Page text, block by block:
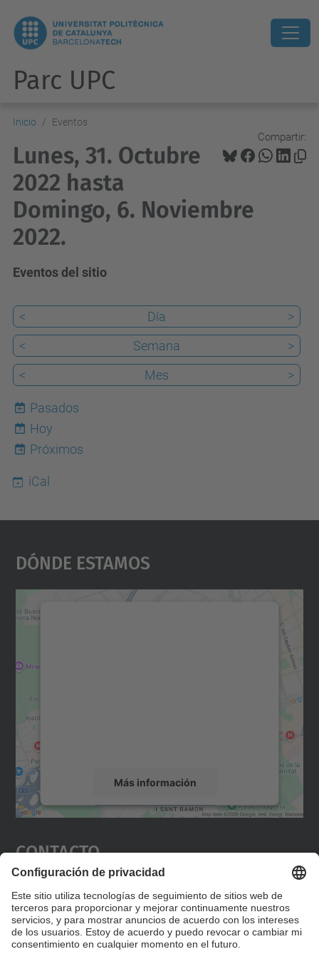
Parc UPC
Inicio Eventos
Compartir:
Lunes, 31. Octubre
2022 hasta
Domingo, 6. Noviembre
2022.
Eventos del sitio
< Día
>
<
Semana
>
<
Mes >
Pasados
7
Hoy
Próximos
iCal
Dónde Estamos
Más información
Aceptar
powered by
Contacto
Editad en la página "Contacto personalizado", que
encontraréis en la raíz de español, vuestros datos
personalizados de contacto.
Formulario de contacto